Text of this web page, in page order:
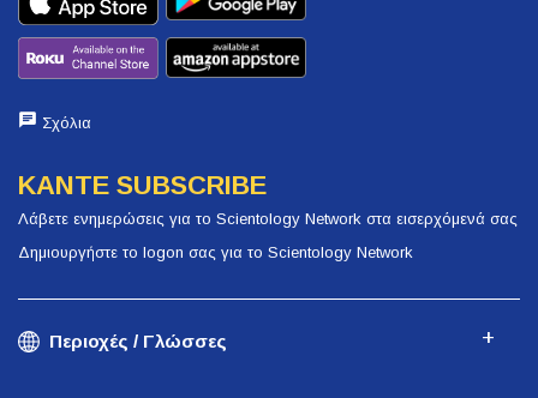
Σχόλια
ΚΑΝΤΕ SUBSCRIBE
Λάβετε ενημερώσεις για το Scientology Network στα εισερχόμενά σας
Δημιουργήστε το logon σας για το Scientology Network
Περιοχές / Γλώσσες